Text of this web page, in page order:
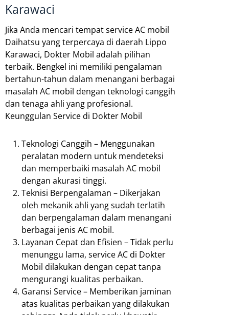
Karawaci
Jika Anda mencari tempat service AC mobil
Daihatsu yang terpercaya di daerah Lippo
Karawaci, Dokter Mobil adalah pilihan
terbaik. Bengkel ini memiliki pengalaman
bertahun-tahun dalam menangani berbagai
masalah AC mobil dengan teknologi canggih
dan tenaga ahli yang profesional.
Keunggulan Service di Dokter Mobil
Teknologi Canggih – Menggunakan
peralatan modern untuk mendeteksi
dan memperbaiki masalah AC mobil
dengan akurasi tinggi.
Teknisi Berpengalaman – Dikerjakan
oleh mekanik ahli yang sudah terlatih
dan berpengalaman dalam menangani
berbagai jenis AC mobil.
Layanan Cepat dan Efisien – Tidak perlu
menunggu lama, service AC di Dokter
Mobil dilakukan dengan cepat tanpa
mengurangi kualitas perbaikan.
Garansi Service – Memberikan jaminan
atas kualitas perbaikan yang dilakukan